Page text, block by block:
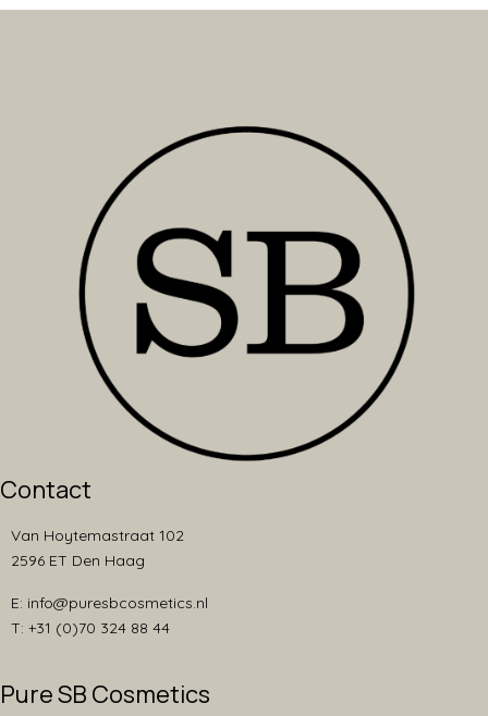
Contact
Van Hoytemastraat 102
2596 ET Den Haag
E: info@puresbcosmetics.nl
T: +31 (0)70 324 88 44
Pure SB Cosmetics